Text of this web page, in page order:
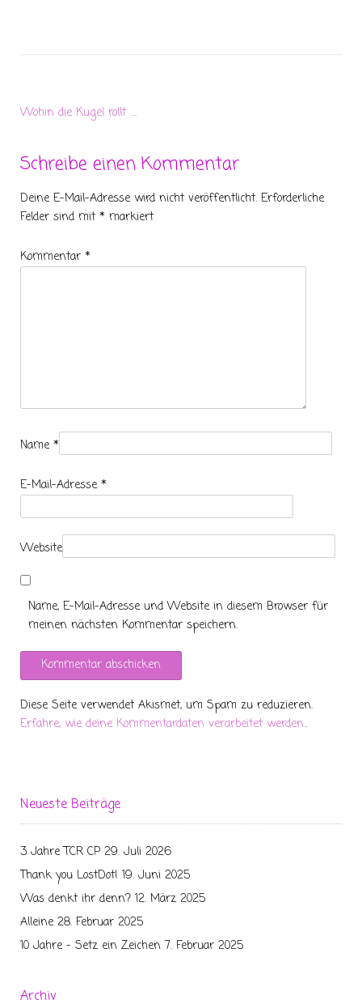
Wohin die Kugel rollt ….
Schreibe einen Kommentar
Deine E-Mail-Adresse wird nicht veröffentlicht. Erforderliche
Felder sind mit * markiert
Kommentar *
Name *
E-Mail-Adresse *
Website
Name, E-Mail-Adresse und Website in diesem Browser für
meinen nächsten Kommentar speichern.
Diese Seite verwendet Akismet, um Spam zu reduzieren.
Erfahre, wie deine Kommentardaten verarbeitet werden..
Neueste Beiträge
3 Jahre TCR CP 29. Juli 2026
Thank you LostDot! 19. Juni 2025
Was denkt ihr denn? 12. März 2025
Alleine 28. Februar 2025
10 Jahre – Setz ein Zeichen 7. Februar 2025
Archiv